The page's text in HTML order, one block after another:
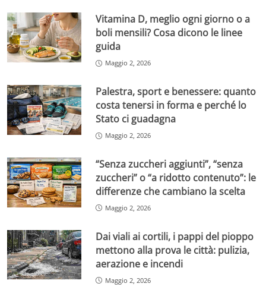
Vitamina D, meglio ogni giorno o a
boli mensili? Cosa dicono le linee
guida
Maggio 2, 2026
Palestra, sport e benessere: quanto
costa tenersi in forma e perché lo
Stato ci guadagna
Maggio 2, 2026
“Senza zuccheri aggiunti”, “senza
zuccheri” o “a ridotto contenuto”: le
differenze che cambiano la scelta
Maggio 2, 2026
Dai viali ai cortili, i pappi del pioppo
mettono alla prova le città: pulizia,
aerazione e incendi
Maggio 2, 2026